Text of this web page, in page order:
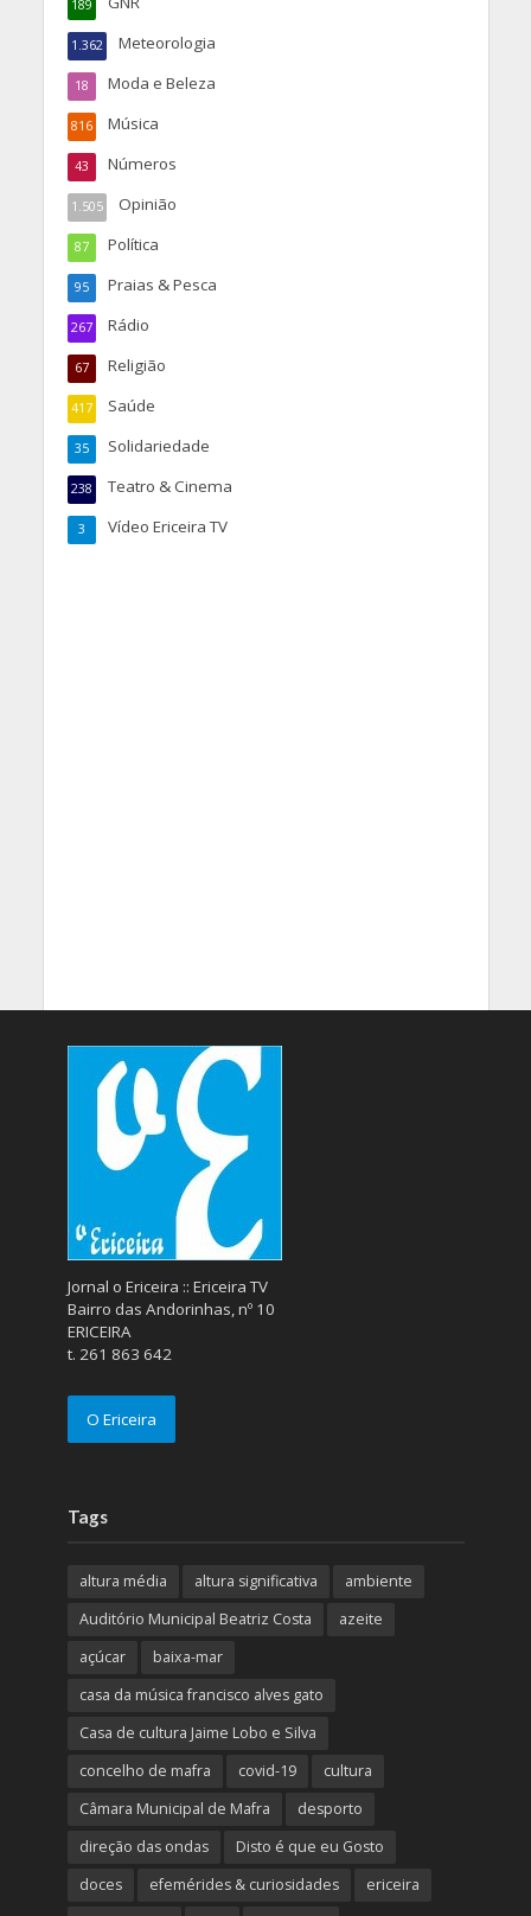
189
Meteorologia
1.362
Moda e Beleza
18
Música
816
Números
43
Opinião
1.505
Política
87
Praias & Pesca
95
Rádio
267
Religião
67
Saúde
417
Solidariedade
35
Teatro & Cinema
238
Vídeo Ericeira TV
3
Jornal o Ericeira :: Ericeira TV
Bairro das Andorinhas, nº 10
ERICEIRA
t. 261 863 642
O Ericeira
Tags
altura média altura significativa
ambiente
Auditório Municipal Beatriz Costa
azeite
açúcar
baixa-mar
casa da música francisco alves gato
Casa de cultura Jaime Lobo e Silva
concelho de mafra
covid-19
cultura
Câmara Municipal de Mafra
desporto
direção das ondas
Disto é que eu Gosto
doces
efemérides & curiosidades
ericeira